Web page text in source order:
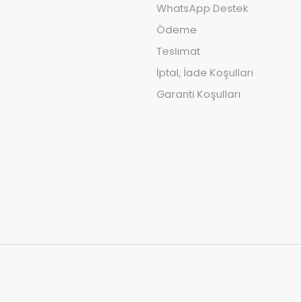
WhatsApp Destek
Ödeme
Teslimat
İptal, İade Koşulları
Garanti Koşulları